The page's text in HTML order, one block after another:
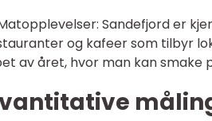
Sandefjord er
og kafeer som tilbyr
av året, hvor man kan smake